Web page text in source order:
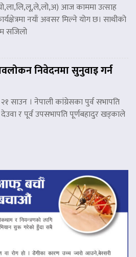
आज काममा उत्साह
नयाँ अवसर मिल्ने योग छ। साथीको
सजिलो
निवेदनमा सुनुवाइ गर्न
साउन । नेपाली कांग्रेसका पुर्व सभापति
र पूर्व उपसभापति पूर्णबहादुर खड्काले